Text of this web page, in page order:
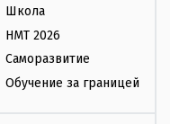
Школа
НМТ 2026
Саморазвитие
Обучение за границей